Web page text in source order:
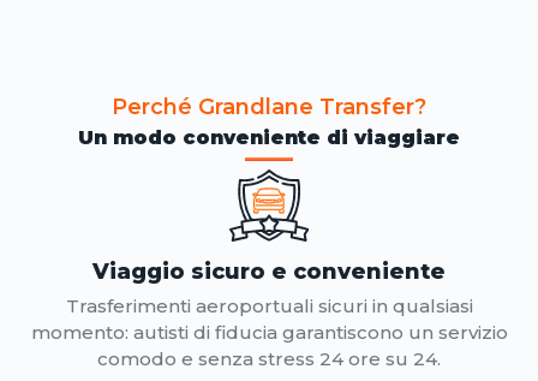
Perché Grandlane Transfer?
Un modo conveniente di viaggiare
Viaggio sicuro e conveniente
Trasferimenti aeroportuali sicuri in qualsiasi
momento: autisti di fiducia garantiscono un servizio
comodo e senza stress 24 ore su 24.